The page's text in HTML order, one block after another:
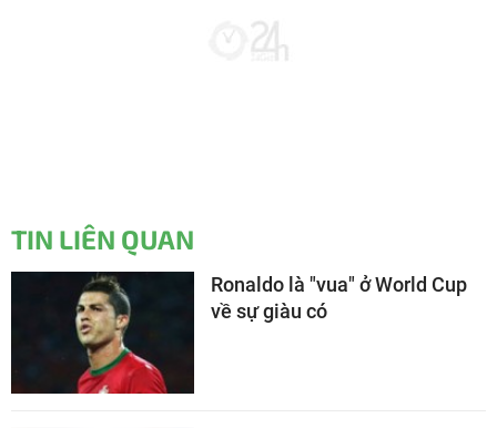
TIN LIÊN QUAN
Ronaldo là "vua" ở World Cup
về sự giàu có